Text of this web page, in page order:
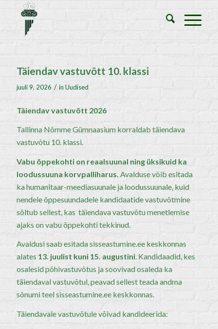
Täiendav vastuvõtt 10. klassi
juuli 9, 2026 / in Uudised
Täiendav vastuvõtt 2026
Tallinna Nõmme Gümnaasium korraldab täiendava
vastuvõtu 10. klassi.
Vabu õppekohti on reaalsuunal ning üksikuid ka
loodussuuna korvpalliharus. Avalduse võib esitada
ka humanitaar-meediasuunale ja loodussuunale, kuid
nendele õppesuundadele kandidaatide vastuvõtmine
sõltub sellest, kas täiendava vastuvõtu menetlemise
ajaks on vabu õppekohti tekkinud.
Avaldusi saab esitada sisseastumine.ee keskkonnas
alates 13. juulist kuni 15. augustini. Kandidaadid, kes
osalesid põhivastuvõtus ja soovivad osaleda ka
täiendaval vastuvõtul, peavad sellest teada andma
sõnumi teel sisseastumine.ee keskkonnas.
Täiendavale vastuvõtule võivad kandideerida: